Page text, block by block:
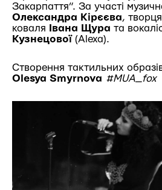
Закарпаття”. За участі
Олександра Кірєєва,
коваля
Івана Щура та
Кузнецової(Alexa).
Створення тактильних
Olesya Smyrnova #MUA_fox